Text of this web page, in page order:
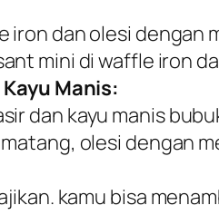
iron dan olesi
mini di waffle iron
Manis:
dan kayu manis
olesi dengan
kamu bisa